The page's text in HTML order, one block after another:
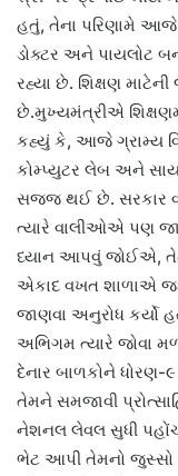
હતું, તેના પરિણામે આજે
ડોક્ટર અને પાયલોટ
રહ્યા છે. શિક્ષણ
છે.મુખ્યમંત્રીએ
કહ્યું કે, આજે ગ્રામ્ય
કોમ્પ્યુટર લેબ અને
સજ્જ થઈ છે. સરકાર
ત્યારે વાલીઓએ પણ
ધ્યાન આપવું જોઈએ, તેમ
એકાદ વખત શાળાએ
જાણવા અનુરોધ કર્યો
અભિગમ ત્યારે જોવા
દેનાર બાળકોને ધોરણ-
તેમને સમજાવી
નેશનલ લેવલ સુધી
ભેટ આપી તેમનો જુસ્સો